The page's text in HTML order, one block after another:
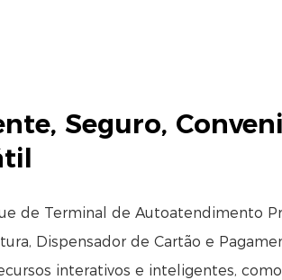
Seguro,
de Terminal de Autoatendimento
Dispensador de Cartão e
interativos e inteligentes,